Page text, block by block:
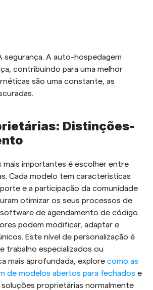
A auto-hospedagem
contribuindo para uma melhor
são uma constante, as
Distinções-
mais importantes é escolher entre
Cada modelo tem características
e a participação da comunidade
otimizar os seus processos de
de agendamento de código
podem modificar, adaptar e
Este nível de personalização é
trabalho especializados ou
mais aprofundada, explore como as
de modelos abertos para fechados e
proprietárias normalmente